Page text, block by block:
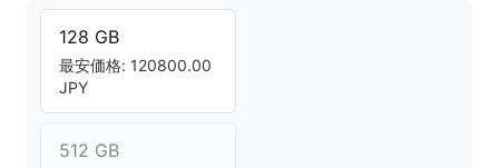
128 GB
最安価格: 120800.00
JPY
512 GB